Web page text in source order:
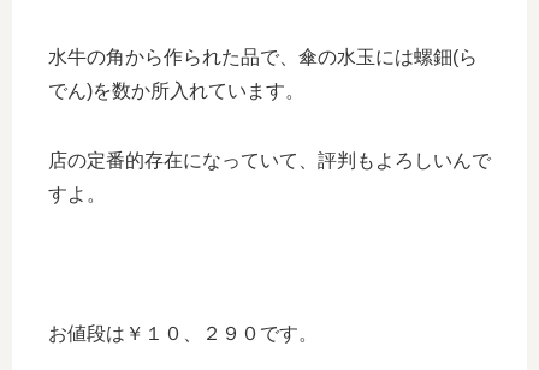
水牛の角から作られた品で、傘の水玉には螺鈿(ら
でん)を数か所入れています。
店の定番的存在になっていて、評判もよろしいんで
すよ。
お値段は￥１０、２９０です。